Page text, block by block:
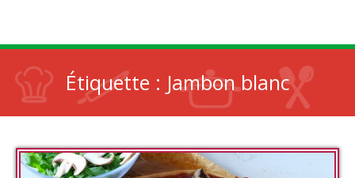
Étiquette : Jambon blanc